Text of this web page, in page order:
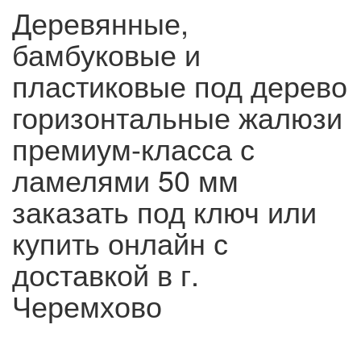
Деревянные,
бамбуковые и
пластиковые под дерево
горизонтальные жалюзи
премиум-класса с
ламелями 50 мм
заказать под ключ или
купить онлайн с
доставкой в г.
Черемхово